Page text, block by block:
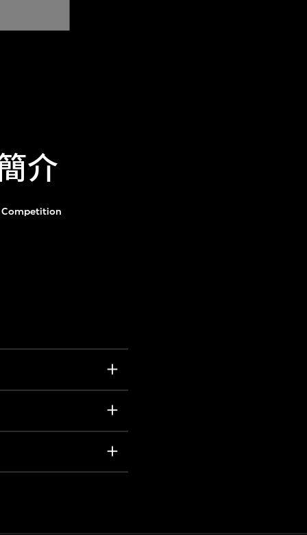
介
Competition